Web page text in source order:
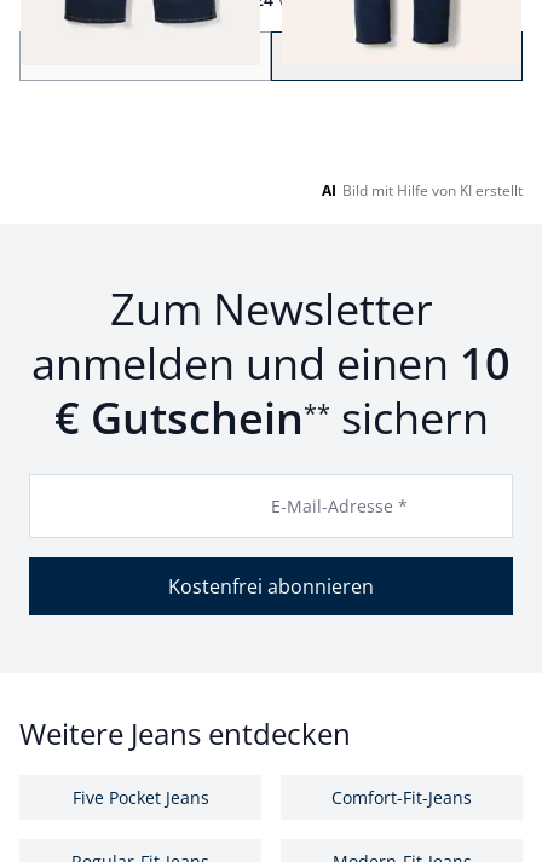
Weiter
AI Bild mit Hilfe von KI erstellt
Zum Newsletter
anmelden und einen 10
€ Gutschein** sichern
E-Mail-Adresse *
Kostenfrei abonnieren
Weitere Jeans entdecken
Five Pocket Jeans Comfort-Fit-Jeans